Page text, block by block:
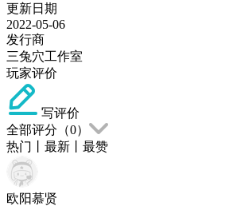
更新日期
2022-05-06
发行商
三兔穴工作室
玩家评价
写评价
全部评分（0）
热门
最新 最赞
欧阳慕贤